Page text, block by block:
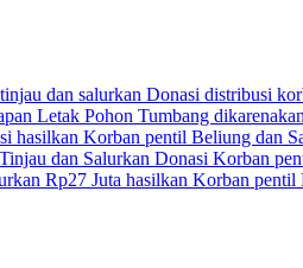
dan salurkan Donasi distribusi
Letak Pohon Tumbang
hasilkan Korban pentil Beliung dan
dan Salurkan Donasi Korban
Rp27 Juta hasilkan Korban